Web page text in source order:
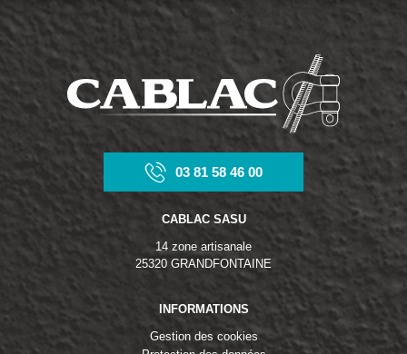
03 81 58 46 00
CABLAC SASU
14 zone artisanale
25320 GRANDFONTAINE
INFORMATIONS
Gestion des cookies